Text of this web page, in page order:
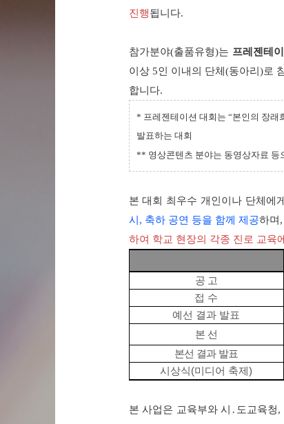
진행됩니다.
참가분야(출품유형)는 프레젠테
이상 5인 이내의 단체(동아리)로
합니다.
* 프레젠테이션 대회는 “본인의 장래
발표하는 대회
** 영상콘텐츠 분야는 동영상자료 등
본 대회 최우수 개인이나 단체에
시, 축하 공연 등을 함께 제공하며
하여 학교 현장의 각종 진로 교육
공 고
접 수
예선 결과 발표
본 선
본선 결과 발표
시상식(미디어 축제)
본 사업은 교육부와 시․도교육청